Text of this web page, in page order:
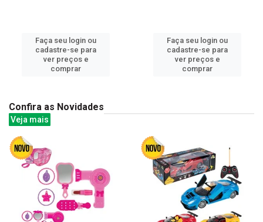
Faça seu login ou
cadastre-se para
ver preços e
comprar
Faça seu login ou
cadastre-se para
ver preços e
comprar
Confira as Novidades
Veja mais